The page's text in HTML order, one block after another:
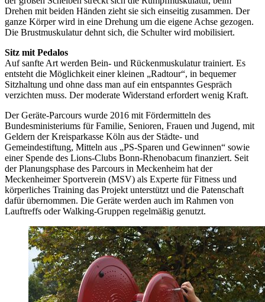
Drehen mit beiden Händen zieht sie sich einseitig zusammen. Der
ganze Körper wird in eine Drehung um die eigene Achse gezogen.
Die Brustmuskulatur dehnt sich, die Schulter wird mobilisiert.
Sitz mit Pedalos
Auf sanfte Art werden Bein- und Rückenmuskulatur trainiert. Es
entsteht die Möglichkeit einer kleinen „Radtour“, in bequemer
Sitzhaltung und ohne dass man auf ein entspanntes Gespräch
verzichten muss. Der moderate Widerstand erfordert wenig Kraft.
Der Geräte-Parcours wurde 2016 mit Fördermitteln des
Bundesministeriums für Familie, Senioren, Frauen und Jugend, mit
Geldern der Kreisparkasse Köln aus der Städte- und
Gemeindestiftung, Mitteln aus „PS-Sparen und Gewinnen“ sowie
einer Spende des Lions-Clubs Bonn-Rhenobacum finanziert. Seit
der Planungsphase des Parcours in Meckenheim hat der
Meckenheimer Sportverein (MSV) als Experte für Fitness und
körperliches Training das Projekt unterstützt und die Patenschaft
dafür übernommen. Die Geräte werden auch im Rahmen von
Lauftreffs oder Walking-Gruppen regelmäßig genutzt.